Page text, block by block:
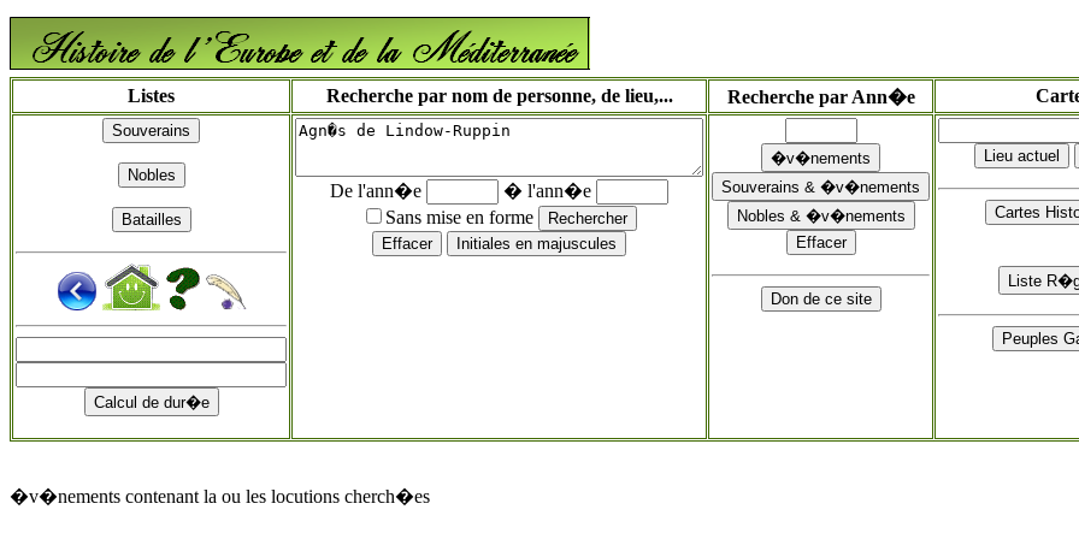
Listes Recherche par nom de personne, de lieu,... Recherche par Ann�e
De l'ann�e
� l'ann�e
Sans mise en forme
�v�nements contenant la ou les locutions cherch�es